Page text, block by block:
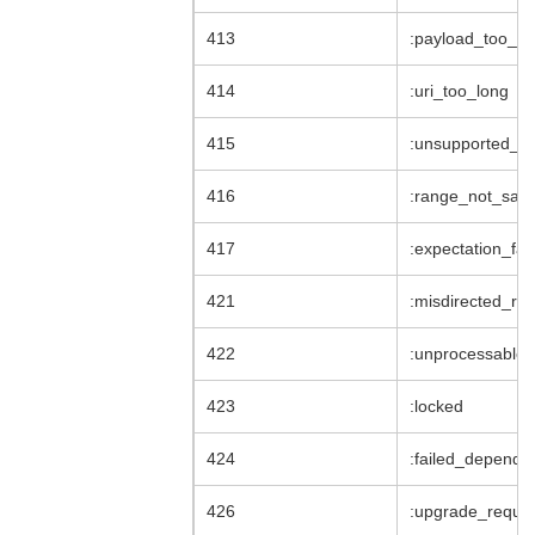
413
414 :uri_too_long
415
416
417
421
422
423 :locked
424
426